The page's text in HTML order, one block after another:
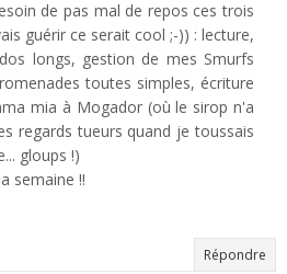
de pas mal de repos ces trois
guérir ce serait cool ;-)) : lecture,
longs, gestion de mes Smurfs
toutes simples, écriture
mia à Mogador (où le sirop n'a
regards tueurs quand je toussais
gloups !)
semaine !!
Répondre